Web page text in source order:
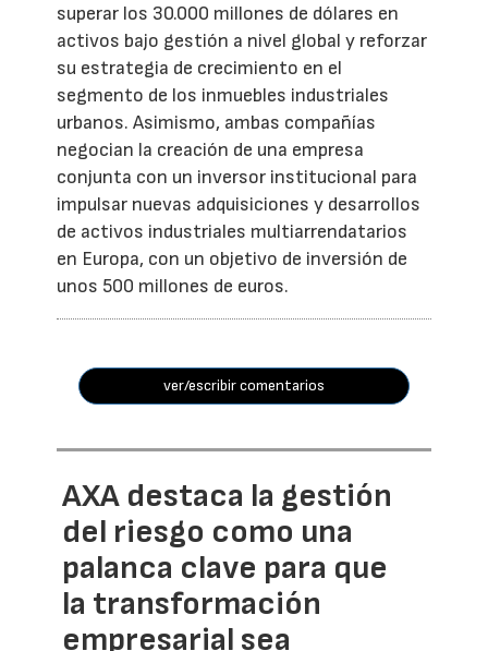
superar los 30.000 millones de dólares en
activos bajo gestión a nivel global y reforzar
su estrategia de crecimiento en el
segmento de los inmuebles industriales
urbanos. Asimismo, ambas compañías
negocian la creación de una empresa
conjunta con un inversor institucional para
impulsar nuevas adquisiciones y desarrollos
de activos industriales multiarrendatarios
en Europa, con un objetivo de inversión de
unos 500 millones de euros.
ver/escribir comentarios
AXA destaca la gestión
del riesgo como una
palanca clave para que
la transformación
empresarial sea